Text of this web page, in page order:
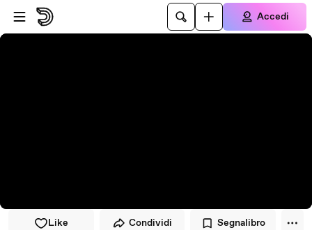
Vai al lettore
Passa al contenuto principale
Accedi
Like Condividi Segnalibro